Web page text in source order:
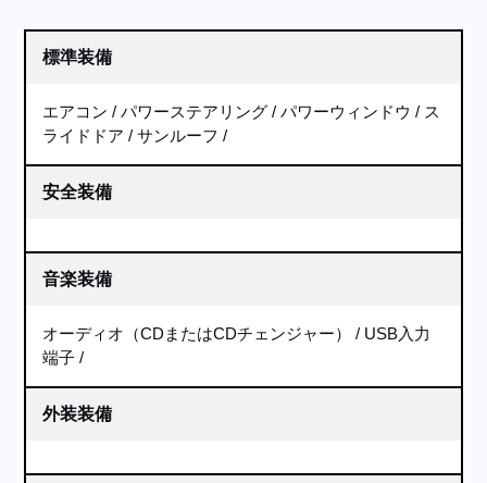
標準装備
エアコン パワーステアリング パワーウィンドウ
ス
ライドドア
サンルーフ
安全装備
音楽装備
オーディオ（CDまたはCDチェンジャー）
USB入力
端子
外装装備